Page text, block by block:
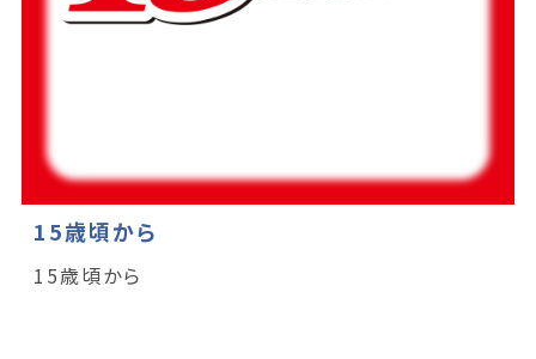
15歳頃から
15歳頃から